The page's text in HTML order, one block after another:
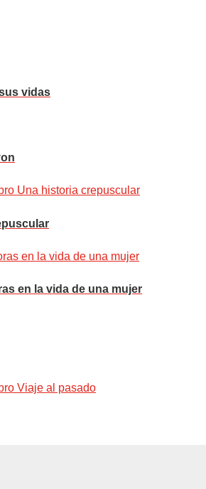
vidas
en la vida de una mujer